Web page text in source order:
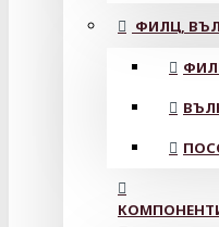
ФИЛЦ,